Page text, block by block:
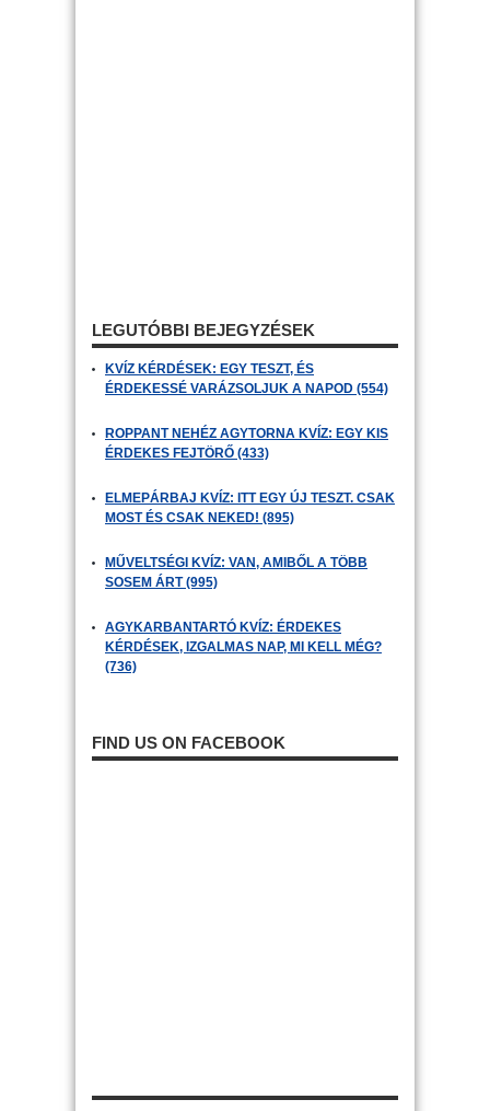
LEGUTÓBBI BEJEGYZÉSEK
KVÍZ KÉRDÉSEK: EGY TESZT, ÉS
ÉRDEKESSÉ VARÁZSOLJUK A NAPOD (554)
ROPPANT NEHÉZ AGYTORNA KVÍZ: EGY KIS
ÉRDEKES FEJTÖRŐ (433)
ELMEPÁRBAJ KVÍZ: ITT EGY ÚJ TESZT. CSAK
MOST ÉS CSAK NEKED! (895)
MŰVELTSÉGI KVÍZ: VAN, AMIBŐL A TÖBB
SOSEM ÁRT (995)
AGYKARBANTARTÓ KVÍZ: ÉRDEKES
KÉRDÉSEK, IZGALMAS NAP, MI KELL MÉG?
(736)
FIND US ON FACEBOOK